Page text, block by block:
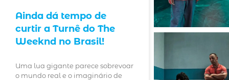
Ainda dá tempo de
curtir a Turnê do The
Weeknd no Brasil!
Uma lua gigante parece sobrevoar
o mundo real e o imaginário de